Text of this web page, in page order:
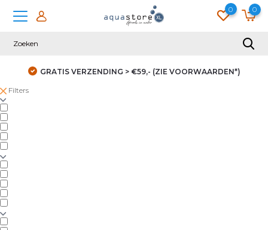
0 0
GRATIS VERZENDING > €59,- (ZIE VOORWAARDEN*)
Filters